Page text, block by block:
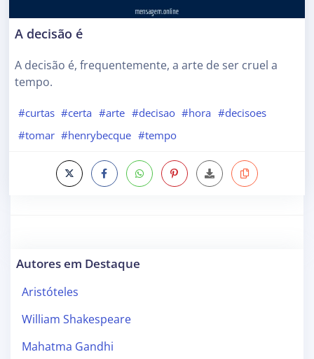
A decisão é
A decisão é, frequentemente, a arte de ser cruel a
tempo.
#curtas #certa #arte #decisao #hora #decisoes
#tomar #henrybecque #tempo
Autores em Destaque
Aristóteles
William Shakespeare
Mahatma Gandhi